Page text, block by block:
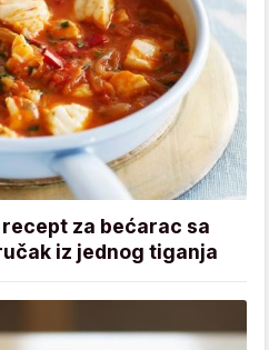
za bećarac sa
iz jednog tiganja